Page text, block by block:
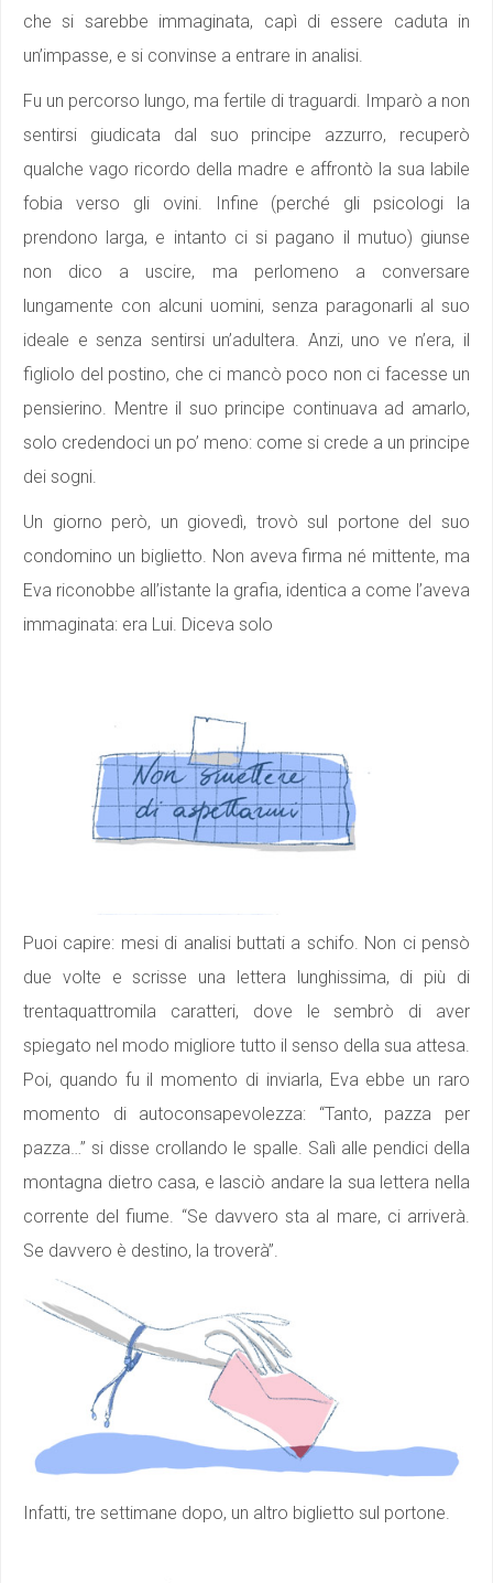
che si sarebbe immaginata, capì di essere caduta in
un’impasse, e si convinse a entrare in analisi.
Fu un percorso lungo, ma fertile di traguardi. Imparò a non
sentirsi giudicata dal suo principe azzurro, recuperò
qualche vago ricordo della madre e affrontò la sua labile
fobia verso gli ovini. Infine (perché gli psicologi la
prendono larga, e intanto ci si pagano il mutuo) giunse
non dico a uscire, ma perlomeno a conversare
lungamente con alcuni uomini, senza paragonarli al suo
ideale e senza sentirsi un’adultera. Anzi, uno ve n’era, il
figliolo del postino, che ci mancò poco non ci facesse un
pensierino. Mentre il suo principe continuava ad amarlo,
solo credendoci un po’ meno: come si crede a un principe
dei sogni.
Un giorno però, un giovedì, trovò sul portone del suo
condomino un biglietto. Non aveva firma né mittente, ma
Eva riconobbe all’istante la grafia, identica a come l’aveva
immaginata: era Lui. Diceva solo
Puoi capire: mesi di analisi buttati a schifo. Non ci pensò
due volte e scrisse una lettera lunghissima, di più di
trentaquattromila caratteri, dove le sembrò di aver
spiegato nel modo migliore tutto il senso della sua attesa.
Poi, quando fu il momento di inviarla, Eva ebbe un raro
momento di autoconsapevolezza: “Tanto, pazza per
pazza…” si disse crollando le spalle. Salì alle pendici della
montagna dietro casa, e lasciò andare la sua lettera nella
corrente del fiume. “Se davvero sta al mare, ci arriverà.
Se davvero è destino, la troverà”.
Infatti, tre settimane dopo, un altro biglietto sul portone.